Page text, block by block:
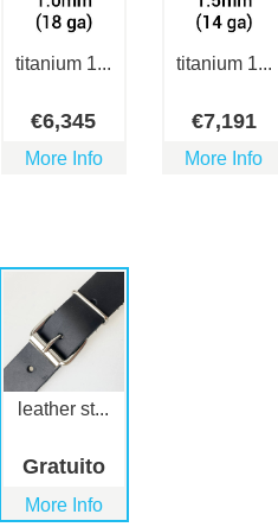
titanium 1...
€6,345
More Info
titanium 1...
€7,191
More Info
leather st...
Gratuito
More Info